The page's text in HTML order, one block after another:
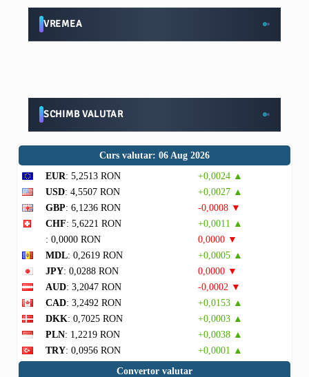
VREMEA
SCHIMB VALUTAR
Curs valutar: 06 Aug 2026
EUR: 5,2513 RON
+0,0024 ▲
USD: 4,5507 RON
+0,0027 ▲
GBP: 6,1236 RON
-0,0008 ▼
CHF: 5,6221 RON
+0,0011 ▲
: 0,0000 RON
0,0000 ▼
MDL: 0,2619 RON
+0,0005 ▲
JPY: 0,0288 RON
0,0000 ▼
AUD: 3,2047 RON
-0,0002 ▼
CAD: 3,2492 RON
+0,0153 ▲
DKK: 0,7025 RON
+0,0003 ▲
PLN: 1,2219 RON
+0,0038 ▲
TRY: 0,0956 RON
+0,0001 ▲
Convertor valutar